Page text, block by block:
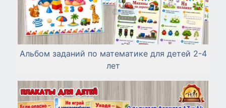
Альбом заданий по математике для детей 2-4
лет